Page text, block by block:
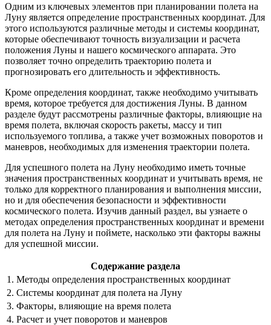
Одним из ключевых элементов при планировании полета на
Луну является определение пространственных координат. Для
этого используются различные методы и системы координат,
которые обеспечивают точность визуализации и расчета
положения Луны и нашего космического аппарата. Это
позволяет точно определить траекторию полета и
прогнозировать его длительность и эффективность.
Кроме определения координат, также необходимо учитывать
время, которое требуется для достижения Луны. В данном
разделе будут рассмотрены различные факторы, влияющие на
время полета, включая скорость ракеты, массу и тип
используемого топлива, а также учет возможных поворотов и
маневров, необходимых для изменения траектории полета.
Для успешного полета на Луну необходимо иметь точные
значения пространственных координат и учитывать время, не
только для корректного планирования и выполнения миссии,
но и для обеспечения безопасности и эффективности
космического полета. Изучив данный раздел, вы узнаете о
методах определения пространственных координат и времени
для полета на Луну и поймете, насколько эти факторы важны
для успешной миссии.
Содержание раздела
1. Методы определения пространственных координат
2. Системы координат для полета на Луну
3. Факторы, влияющие на время полета
4. Расчет и учет поворотов и маневров